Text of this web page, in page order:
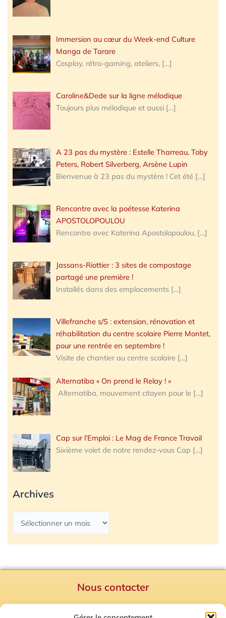
Immersion au cœur du Week-end Culture
Manga de Tarare
Cosplay, rétro-gaming, ateliers, […]
Caroline&Dede sur la ligne mélodique
Toujours plus mélodique et aussi […]
A 23 pas du mystère : Estelle Tharreau, Toby
Peters, Robert Silverberg, Arsène Lupin
Bienvenue à 23 pas du mystère ! Cet été […]
Rencontre avec la poétesse Katerina
APOSTOLOPOULOU
Rencontre avec Katerina Apostolopoulou, […]
Jassans-Riottier : 3 sites de compostage
partagé une première !
Installés dans des emplacements […]
Villefranche s/S : extension, rénovation et
réhabilitation du centre scolaire Pierre Montet,
pour une rentrée en septembre !
Visite de chantier au centre scolaire […]
Alternatiba « On prend le Relay ! »
Alternatiba, mouvement citoyen pour le […]
Cap sur l’Emploi : Le Mag de France Travail
Sixième volet de notre rendez-vous Cap […]
Archives
Nous contacter